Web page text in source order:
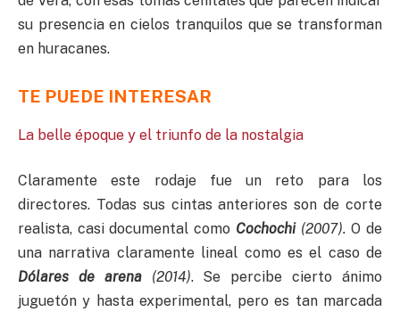
su presencia en cielos tranquilos que se transforman
en huracanes.
TE PUEDE INTERESAR
La belle époque y el triunfo de la nostalgia
Claramente este rodaje fue un reto para los
directores. Todas sus cintas anteriores son de corte
realista, casi documental como Cochochi(2007). O de
una narrativa claramente lineal como es el caso de
Dólares de arena(2014). Se percibe cierto ánimo
juguetón y hasta experimental, pero es tan marcada